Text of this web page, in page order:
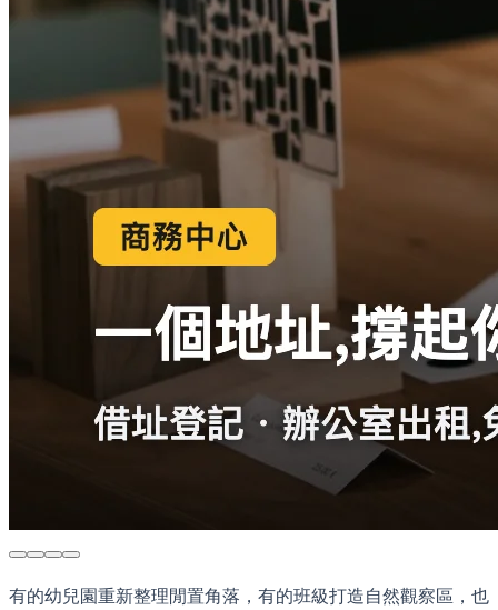
有的幼兒園重新整理閒置角落，有的班級打造自然觀察區，也